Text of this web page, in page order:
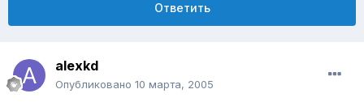
Ответить
alexkd
Опубликовано 10 марта, 2005